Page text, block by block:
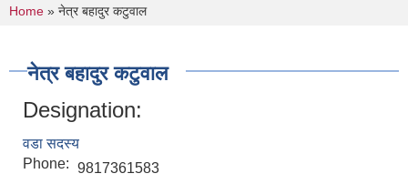
You are here
Home » नेत्र बहादुर कटुवाल
नेत्र बहादुर कटुवाल
Designation:
वडा सदस्य
Phone: 9817361583